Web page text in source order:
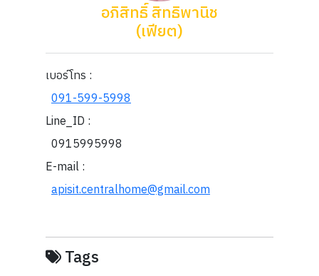
อภิสิทธิ์ สิทธิพานิช
(เฟียต)
เบอร์โทร :
091-599-5998
Line_ID :
0915995998
E-mail :
apisit.centralhome@gmail.com
Tags